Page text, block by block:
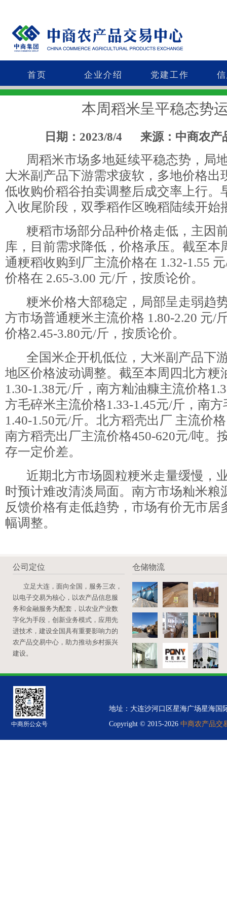
首页 企业介绍 党建工作
本周稻米呈平稳态势
日期：2023/8/4 来源：中商农产
周稻米市场多地延续平稳态势，局
大米副产品下游需求疲软，多地价格出
低收购价稻谷拍卖调整后成交率上行。
入收尾阶段，双季稻作区晚稻陆续开始
粳稻市场部分品种价格走低，主因
库，目前需求降低，价格承压。截至本
通粳稻收购到厂主流价格在 1.32-1.55
价格在 2.65-3.00 元/斤，按质论价。
粳米价格大部稳定，局部呈走弱趋
方市场普通粳米主流价格 1.80-2.20 元/
价格2.45-3.80元/斤，按质论价。
全国米企开机低位，大米副产品下
地区价格波动调整。截至本周四北方粳
1.30-1.38元/斤，南方籼油糠主流价格
方毛碎米主流价格1.33-1.45元/斤，南
1.40-1.50元/斤。北方稻壳出厂 主流价
南方稻壳出厂主流价格450-620元/吨。
存一定价差。
近期北方市场圆粒粳米走量缓慢，
时预计难改清淡局面。南方市场籼米粮
反馈价格有走低趋势，市场有价无市居
幅调整。
公司定位
立足大连，面向全国，服务三农，
以电子交易为核心，以农产品信息服
务和金融服务为配套，以农业产业数
字化为手段，创新业务模式，应用先
进技术，建设全国具有重要影响力的
农产品交易中心，助力推动乡村振兴
建设。
仓储物流
中商所公众号
地址：大连沙河口区星海广场星海国
Copyright © 2015-2026 中商农产品交